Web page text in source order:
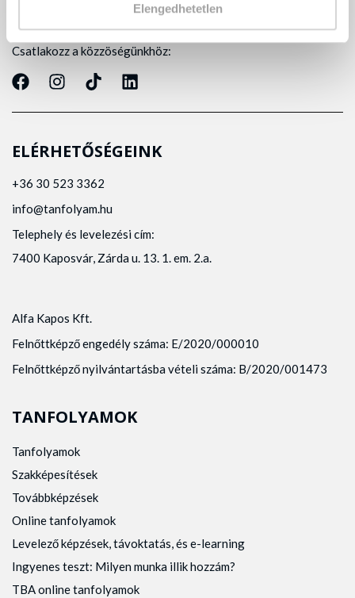
Elengedhetetlen
Csatlakozz a közzöségünkhöz:
ELÉRHETŐSÉGEINK
+36 30 523 3362
info@tanfolyam.hu
Telephely és levelezési cím:
7400 Kaposvár, Zárda u. 13. 1. em. 2.a.
Alfa Kapos Kft.
Felnőttképző engedély száma: E/2020/000010
Felnőttképző nyilvántartásba vételi száma: B/2020/001473
TANFOLYAMOK
Tanfolyamok
Szakképesítések
Továbbképzések
Online tanfolyamok
Levelező képzések, távoktatás, és e-learning
Ingyenes teszt: Milyen munka illik hozzám?
TBA online tanfolyamok